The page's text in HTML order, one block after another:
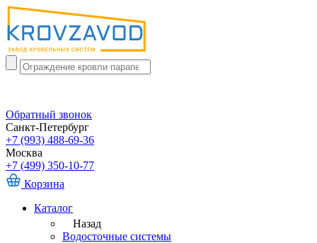
Обратный звонок
Санкт-Петербург
+7 (993) 488-69-36
Москва
+7 (499) 350-10-77
Корзина
Каталог
Назад
Водосточные системы